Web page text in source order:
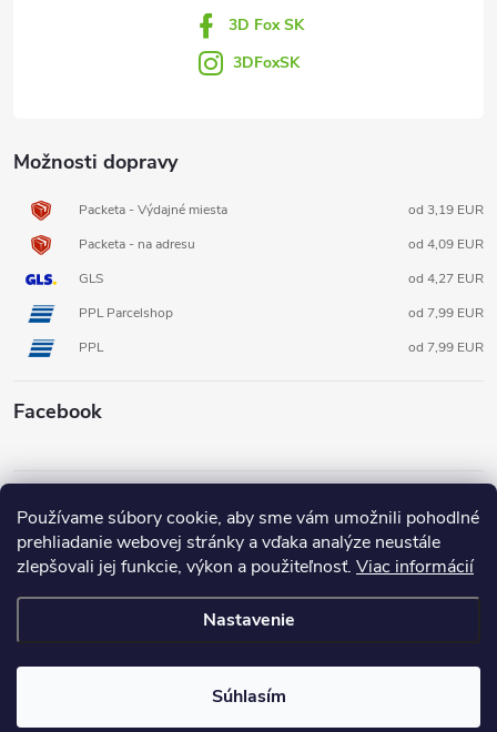
Používame súbory cookie, aby sme vám umožnili pohodlné
prehliadanie webovej stránky a vďaka analýze neustále
zlepšovali jej funkcie, výkon a použiteľnosť. Viac informácií
Nastavenie
Súhlasím
Možnosti dopravy
Packeta - Výdajné miesta
od 3,19 EUR
Packeta - na adresu
od 4,09 EUR
GLS
od 4,27 EUR
PPL Parcelshop
od 7,99 EUR
PPL
od 7,99 EUR
Facebook
3D Fox SK
3DFoxSK
Copyright 20263D FOX shop SK. Všetky práva vyhradené.